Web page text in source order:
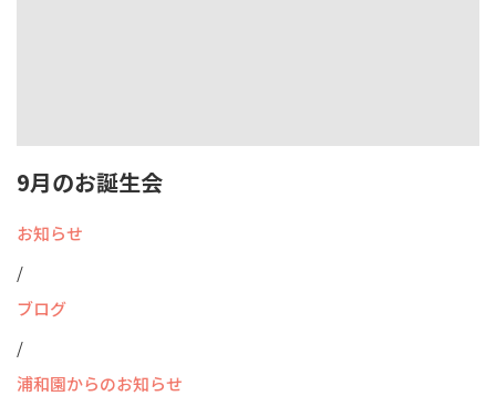
9月のお誕生会
お知らせ
/
ブログ
/
浦和園からのお知らせ